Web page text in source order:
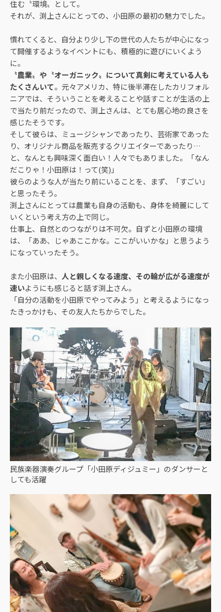
住む〝環境〟として。
それが、渕上さんにとっての、小田原の最初の魅力でした。
慣れてくると、自分より少し下の世代の人たちが中心になっ
て開催するようなイベントにも、積極的に遊びにいくよう
に。
〝農業〟や〝オーガニック〟について真剣に考えている人も
たくさんいて。元々アメリカ、特に後半滞在したカリフォル
ニアでは、そういうことを考えることや話すことが生活の上
で当たり前だったので、渕上さんは、とても居心地の良さを
感じたそうです。
そして彼らは、ミュージシャンであったり、芸術家であった
り、オリジナル商品を販売するクリエイターであったり…
と、なんとも興味深く面白い！人々でもありました。「なん
だこりゃ！小田原は！って(笑)」
彼らのような人が当たり前にいることを、まず、「すごい」
と思ったそう。
渕上さんにとっては農業も自身の活動も、身体を綺麗にして
いくという考え方の上で同じ。
仕事上、自然とのつながりは不可欠。自ずと小田原の環境
は、「ああ、じゃあここかな。ここがいいかな」と思うよう
になっていったそう。
また小田原は、 人と親しくなる速度、その輪が広がる速度が
速いようにも感じると話す渕上さん。
「自分の活動を小田原でやってみよう」と考えるようになっ
たきっかけも、その友人たちからでした。
民族楽器演奏グループ「小田原ディジュミー」のダンサーと
しても活躍